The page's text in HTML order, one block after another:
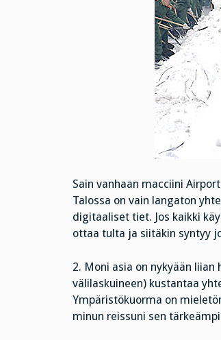
Sain vanhaan macciini
Talossa on vain langaton
digitaaliset tiet. Jos kaikki
ottaa tulta ja siitäkin syntyy
2. Moni asia on nykyään
välilaskuineen) kustantaa
Ympäristökuorma on
minun reissuni sen